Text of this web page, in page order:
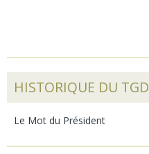
HISTORIQUE DU TGD
Le Mot du Président